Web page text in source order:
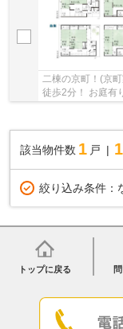
二棟の京町！(京
徒歩2分！ お庭有
該当物件数 1 戸
絞り込み条件：
トップに戻る